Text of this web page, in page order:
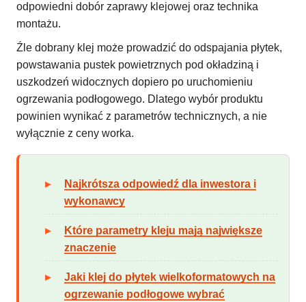
odpowiedni dobór zaprawy klejowej oraz technika
montażu.
Źle dobrany klej może prowadzić do odspajania płytek,
powstawania pustek powietrznych pod okładziną i
uszkodzeń widocznych dopiero po uruchomieniu
ogrzewania podłogowego. Dlatego wybór produktu
powinien wynikać z parametrów technicznych, a nie
wyłącznie z ceny worka.
Najkrótsza odpowiedź dla inwestora i
wykonawcy
Które parametry kleju mają największe
znaczenie
Jaki klej do płytek wielkoformatowych na
ogrzewanie podłogowe wybrać